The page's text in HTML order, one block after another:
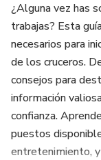
¿Alguna vez has
trabajas? Esta
necesarios para
de los cruceros.
consejos para
información
confianza.
puestos
entretenimiento,